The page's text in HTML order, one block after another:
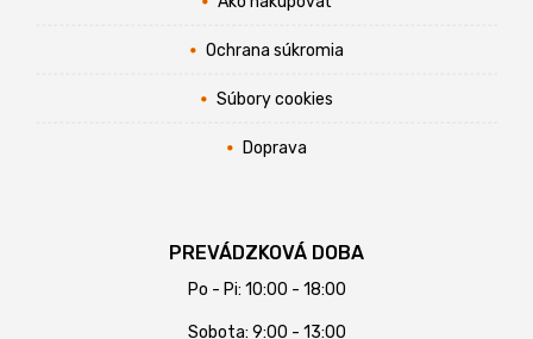
Ochrana súkromia
Súbory cookies
Doprava
PREVÁDZKOVÁ DOBA
Po - Pi: 10:00 - 18:00
Sobota: 9:00 - 13:00